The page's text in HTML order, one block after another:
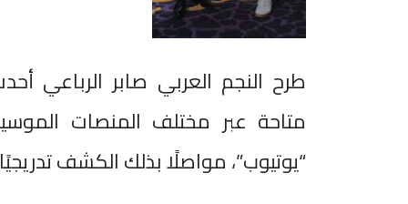
طرح النجم العربي صابر الرباعي
متاحة عبر مختلف المنصات
“يوتيوب”، مواصلًا بذلك الكشف